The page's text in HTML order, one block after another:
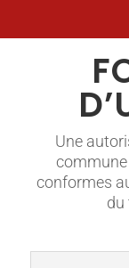
Une
conformes
du